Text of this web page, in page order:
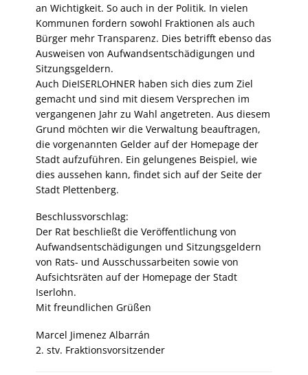
an Wichtigkeit. So auch in der Politik. In vielen
Kommunen fordern sowohl Fraktionen als auch
Bürger mehr Transparenz. Dies betrifft ebenso das
Ausweisen von Aufwandsentschädigungen und
Sitzungsgeldern.
Auch DieISERLOHNER haben sich dies zum Ziel
gemacht und sind mit diesem Versprechen im
vergangenen Jahr zu Wahl angetreten. Aus diesem
Grund möchten wir die Verwaltung beauftragen,
die vorgenannten Gelder auf der Homepage der
Stadt aufzuführen. Ein gelungenes Beispiel, wie
dies aussehen kann, findet sich auf der Seite der
Stadt Plettenberg.
Beschlussvorschlag:
Der Rat beschließt die Veröffentlichung von
Aufwandsentschädigungen und Sitzungsgeldern
von Rats- und Ausschussarbeiten sowie von
Aufsichtsräten auf der Homepage der Stadt
Iserlohn.
Mit freundlichen Grüßen
Marcel Jimenez Albarrán
2. stv. Fraktionsvorsitzender